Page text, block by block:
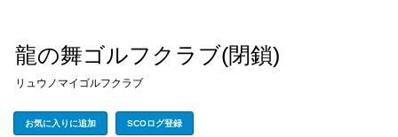
龍の舞ゴルフクラブ(閉鎖)
リュウノマイゴルフクラブ
お気に入りに追加 SCOログ登録